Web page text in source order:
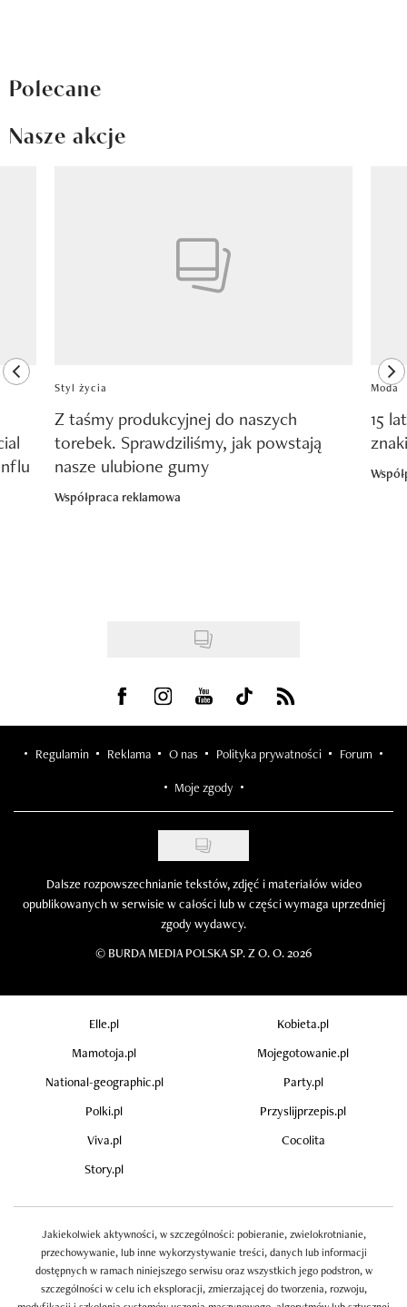
Polecane
Nasze akcje
previous element
Styl życia
Z taśmy produkcyjnej do naszych
torebek. Sprawdziliśmy, jak powstają
nasze ulubione gumy
Współpraca reklamowa
Moda
15
Visit us on Facebook
Visit us on Instagram
Visit us on Youtube
Visit us on Tiktok
Visit us on Rss
Regulamin Reklama O nas Polityka prywatności Forum
Moje zgody
Dalsze rozpowszechnianie tekstów, zdjęć i materiałów wideo
opublikowanych w serwisie w całości lub w części wymaga uprzedniej
zgody wydawcy.
© BURDA MEDIA POLSKA SP. Z O. O. 2026
Elle.pl
Kobieta.pl
Mamotoja.pl
Mojegotowanie.pl
National-geographic.pl
Party.pl
Polki.pl
Przyslijprzepis.pl
Viva.pl
Cocolita
Story.pl
Jakiekolwiek aktywności, w szczególności: pobieranie, zwielokrotnianie,
przechowywanie, lub inne wykorzystywanie treści, danych lub informacji
dostępnych w ramach niniejszego serwisu oraz wszystkich jego podstron, w
szczególności w celu ich eksploracji, zmierzającej do tworzenia, rozwoju,